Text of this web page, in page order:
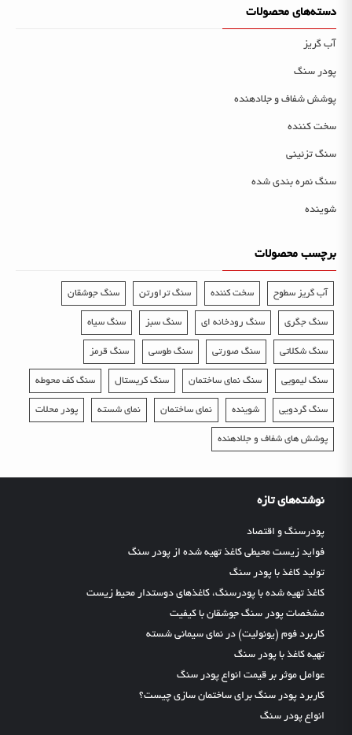
دسته‌های محصولات
آب گریز
پودر سنگ
پوشش شفاف و جلادهنده
سخت کننده
سنگ تزئینی
سنگ نمره بندی شده
شوینده
برچسب محصولات
آب گریز سطوح سخت کننده سنگ تراورتن سنگ جوشقان
سنگ جگری سنگ رودخانه ای سنگ سبز سنگ سیاه
سنگ شکلاتی سنگ صورتی سنگ طوسی سنگ قرمز
سنگ لیمویی سنگ نمای ساختمان سنگ کریستال سنگ کف محوطه
سنگ گردویی شوینده نمای ساختمان نمای شسته پودر محلات
پوشش های شفاف و جلادهنده
نوشته‌های تازه
پودرسنگ و اقتصاد
فواید زیست محیطی کاغذ تهیه شده از پودر سنگ
تولید کاغذ با پودر سنگ
کاغذ تهیه شده با پودرسنگ، کاغذهای دوستدار محیط زیست
مشخصات پودر سنگ جوشقان با کیفیت
کاربرد فوم (یونولیت) در نمای سیمانی شسته
تهیه کاغذ با پودر سنگ
عوامل موثر بر قیمت انواع پودر سنگ
کاربرد پودر سنگ برای ساختمان سازی چیست؟
انواع پودر سنگ